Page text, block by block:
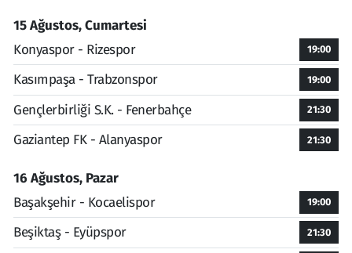
15 Ağustos, Cumartesi
Konyaspor - Rizespor
19:00
Kasımpaşa - Trabzonspor 19:00
Gençlerbirliği S.K. - Fenerbahçe 21:30
Gaziantep FK - Alanyaspor 21:30
16 Ağustos, Pazar
Başakşehir - Kocaelispor
19:00
Beşiktaş - Eyüpspor 21:30